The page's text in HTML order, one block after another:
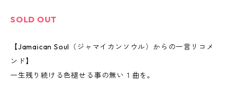
SOLD OUT
【Jamaican Soul（ジャマイカンソウル）からの一言リコメ
ンド】
一生残り続ける色褪せる事の無い１曲を。